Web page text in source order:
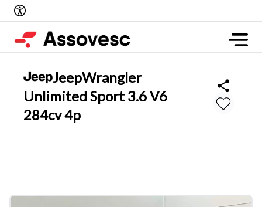
JeepWrangler
Unlimited Sport 3.6 V6
284cv 4p